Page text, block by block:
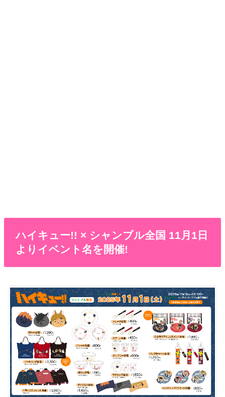
ハイキュー!! × シャンブル全国 11月1日
よりイベント名を開催!